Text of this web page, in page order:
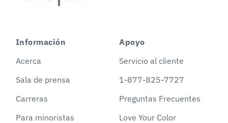
Información
Acerca
Sala de prensa
Carreras
Para minoristas
Apoyo
Servicio al cliente
1-877-825-7727
Preguntas Frecuentes
Love Your Color